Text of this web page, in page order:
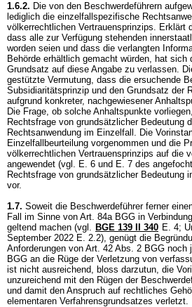
1.6.2. Die von den Beschwerdeführern
lediglich die einzelfallspezifische
völkerrechtlichen Vertrauensprinzips. Erklärt
dass alle zur Verfügung stehenden
worden seien und dass die verlangten
Behörde erhältlich gemacht würden, hat sich
Grundsatz auf diese Angabe zu verlassen.
gestützte Vermutung, dass die ersuchende
Subsidiaritätsprinzip und den Grundsatz der
aufgrund konkreter, nachgewiesener
Die Frage, ob solche Anhaltspunkte
Rechtsfrage von grundsätzlicher Bedeutung
Rechtsanwendung im Einzelfall. Die
Einzelfallbeurteilung vorgenommen und die
völkerrechtlichen Vertrauensprinzips auf die
angewendet (vgl. E. 6 und E. 7 des
Rechtsfrage von grundsätzlicher Bedeutung
vor.
1.7. Soweit die Beschwerdeführer ferner
Fall im Sinne von Art. 84a BGG in
geltend machen (vgl. BGE 139 II 340 E. 4;
September 2022 E. 2.2), genügt die
Anforderungen von Art. 42 Abs. 2 BGG noch
BGG an die Rüge der Verletzung von
ist nicht ausreichend, bloss darzutun, die
unzureichend mit den Rügen der
und damit den Anspruch auf rechtliches
elementaren Verfahrensgrundsatzes verletzt.